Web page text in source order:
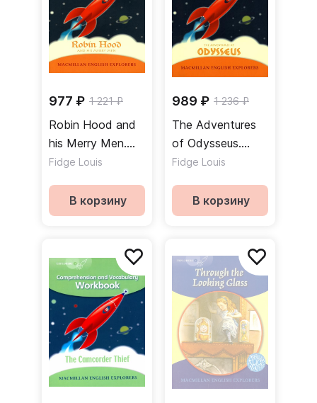
977 ₽ 1 221 ₽
Robin Hood and
his Merry Men.
Workbook
Fidge Louis
В корзину
989 ₽ 1 236 ₽
The Adventures
of Odysseus.
Workbook
Fidge Louis
В корзину